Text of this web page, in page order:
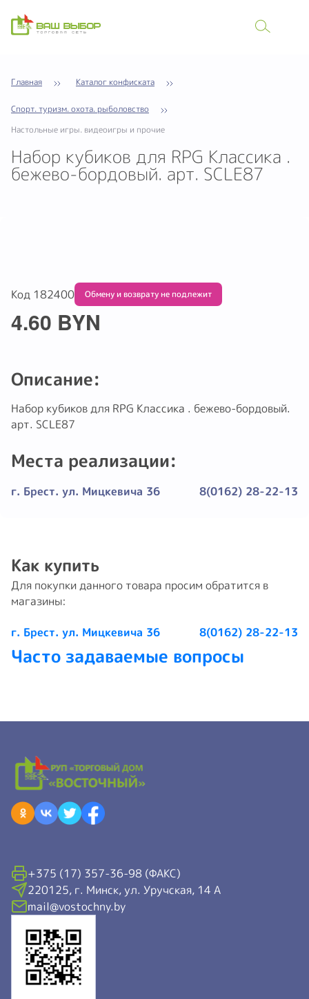
Главная Каталог конфиската
Спорт. туризм. охота. рыболовство
Настольные игры. видеоигры и прочие
Haбоp кубиков для RPG Kлассика .
бежево-бордовый. apт. SCLE87
Код 182400 Обмену и возврату не подлежит
4.60 BYN
Описание:
Haбоp кубиков для RPG Kлассика . бежево-бордовый.
apт. SCLE87
Места реализации:
г. Брест. ул. Мицкевича 36 8(0162) 28-22-13
Как купить
Для покупки данного товара просим обратится в
магазины:
г. Брест. ул. Мицкевича 36 8(0162) 28-22-13
Часто задаваемые вопросы
+375 (17) 357-36-98 (ФАКС)
220125, г. Минск, ул. Уручская, 14 А
mail@vostochny.by